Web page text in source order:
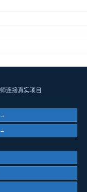
连接真实项目
→
→